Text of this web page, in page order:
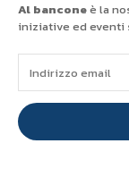
Al banconeè la
iniziative ed eventi